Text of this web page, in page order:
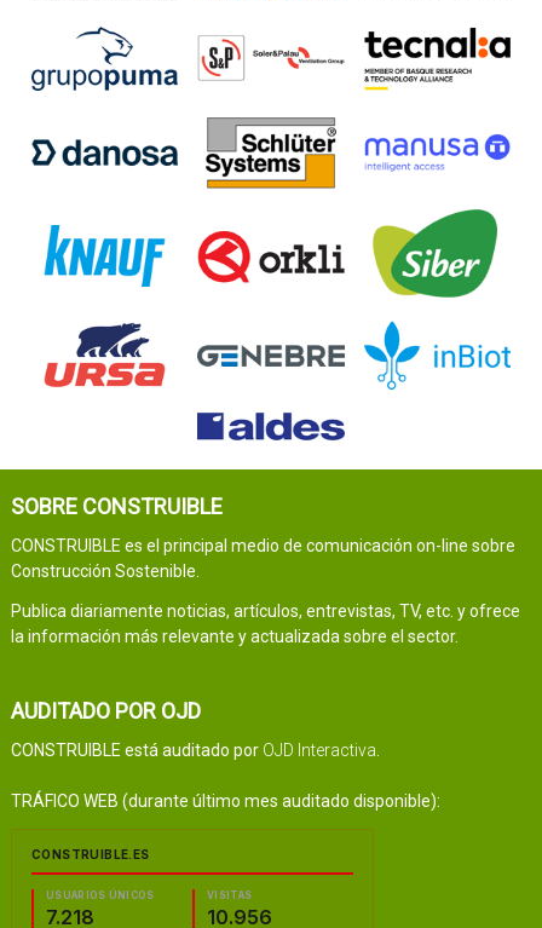
SOBRE CONSTRUIBLE
CONSTRUIBLE es el principal medio de comunicación on-line sobre
Construcción Sostenible.
Publica diariamente noticias, artículos, entrevistas, TV, etc. y ofrece
la información más relevante y actualizada sobre el sector.
AUDITADO POR OJD
CONSTRUIBLE está auditado por OJD Interactiva
TRÁFICO WEB (durante último mes auditado disponible):